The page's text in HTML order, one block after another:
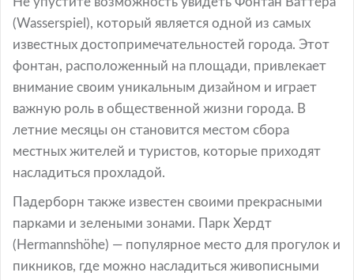
(Wasserspiel), который является одной из самых
известных достопримечательностей города. Этот
фонтан, расположенный на площади, привлекает
внимание своим уникальным дизайном и играет
важную роль в общественной жизни города. В
летние месяцы он становится местом сбора
местных жителей и туристов, которые приходят
насладиться прохладой.
Падерборн также известен своими прекрасными
парками и зелеными зонами. Парк Хердт
(Hermannshöhe) — популярное место для прогулок и
пикников, где можно насладиться живописными